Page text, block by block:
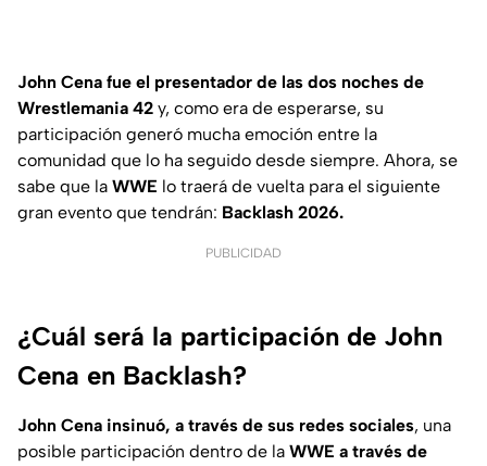
John Cena fue el presentador de las dos noches de
Wrestlemania 42 y, como era de esperarse, su
participación generó mucha emoción entre la
comunidad que lo ha seguido desde siempre. Ahora, se
sabe que la WWE lo traerá de vuelta para el siguiente
gran evento que tendrán: Backlash 2026.
PUBLICIDAD
¿Cuál será la participación de John
Cena en Backlash?
John Cena insinuó, a través de sus redes sociales, una
posible participación dentro de la WWE a través de